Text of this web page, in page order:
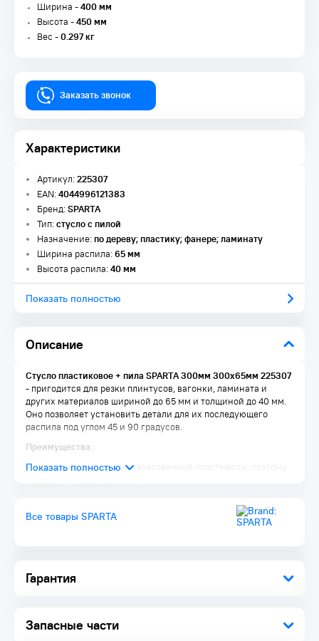
Ширина -400 мм
Высота -450 мм
Вес -0.297 кг
Заказать звонок
Характеристики
Описание
Гарантия
Запасные части
Артикул:225307
EAN:4044996121383
Бренд:SPARTA
Тип:стусло с пилой
Назначение:по дереву; пластику; фанере; ламинату
Ширина распила:65 мм
Высота распила:40 мм
Показать полностью
Стусло пластиковое + пила SPARTA 300мм 300x65мм 225307
- пригодится для резки плинтусов, вагонки, ламината и
других материалов шириной до 65 мм и толщиной до 40 мм.
Оно позволяет установить детали для их последующего
распила под углом 45 и 90 градусов.
Преимущества:
Стусло выполнено из качественной пластмассы, поэтому
приступить к работе можно сразу после приобретения
набора
Рукоятка пистолетного типа обеспечивает удобный и
гарантирует надежность фиксации
Комплект удобно брать с собой на выездные работы, т.к. он
Все товары SPARTA